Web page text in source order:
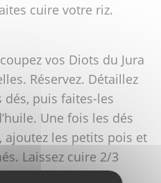
cuire votre riz.
vos Diots du Jura
Réservez. Détaillez
puis faites-les
Une fois les dés
ajoutez les petits pois et
Laissez cuire 2/3